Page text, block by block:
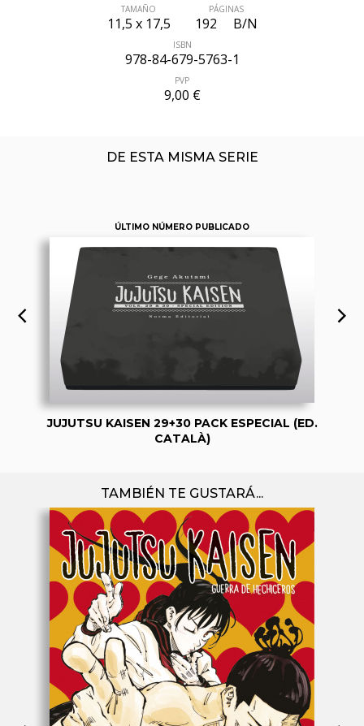
TAMAÑO
11,5 x 17,5
PÁGINAS
192 B/N
ISBN
978-84-679-5763-1
PVP
9,00 €
DE ESTA MISMA SERIE
ÚLTIMO NÚMERO PUBLICADO
JUJUTSU KAISEN 29+30 PACK ESPECIAL (ED.
CATALÀ)
TAMBIÉN TE GUSTARÁ...